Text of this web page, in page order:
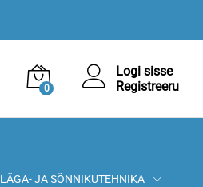
0
Logi sisse
Registreeru
LÄGA- JA SÕNNIKUTEHNIKA